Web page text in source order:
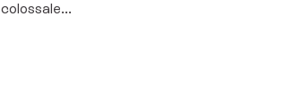
colossale...